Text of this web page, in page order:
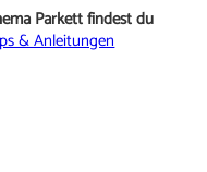
Parkett findest du
& Anleitungen